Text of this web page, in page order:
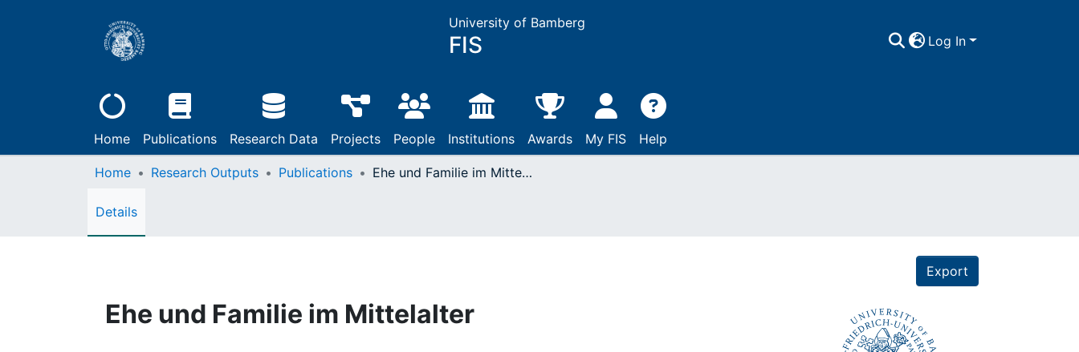
University of Bamberg
FIS Log In
Home Publications Research Data Projects People Institutions Awards My FIS Help
Home Research Outputs Publications Ehe und Familie im Mittelalter
Details
Export
Ehe und Familie im Mittelalter